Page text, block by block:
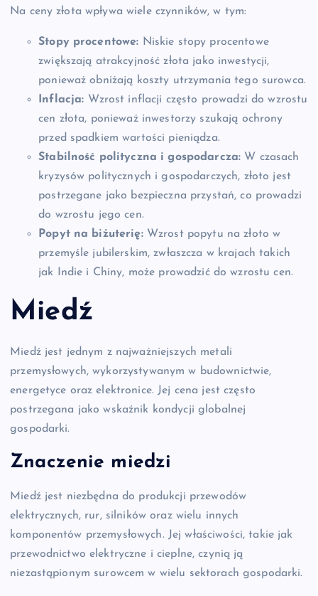
Na ceny złota wpływa wiele czynników, w tym:
Stopy procentowe: Niskie stopy procentowe
zwiększają atrakcyjność złota jako inwestycji,
ponieważ obniżają koszty utrzymania tego surowca.
Inflacja: Wzrost inflacji często prowadzi do wzrostu
cen złota, ponieważ inwestorzy szukają ochrony
przed spadkiem wartości pieniądza.
Stabilność polityczna i gospodarcza: W czasach
kryzysów politycznych i gospodarczych, złoto jest
postrzegane jako bezpieczna przystań, co prowadzi
do wzrostu jego cen.
Popyt na biżuterię:Wzrost popytu na złoto w
przemyśle jubilerskim, zwłaszcza w krajach takich
jak Indie i Chiny, może prowadzić do wzrostu cen.
Miedź
Miedź jest jednym z najważniejszych metali
przemysłowych, wykorzystywanym w budownictwie,
energetyce oraz elektronice. Jej cena jest często
postrzegana jako wskaźnik kondycji globalnej
gospodarki.
Znaczenie miedzi
Miedź jest niezbędna do produkcji przewodów
elektrycznych, rur, silników oraz wielu innych
komponentów przemysłowych. Jej właściwości, takie jak
przewodnictwo elektryczne i cieplne, czynią ją
niezastąpionym surowcem w wielu sektorach gospodarki.